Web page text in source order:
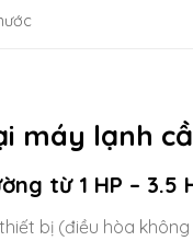
máy lạnh
từ 1 HP – 3.5
bị (điều hòa